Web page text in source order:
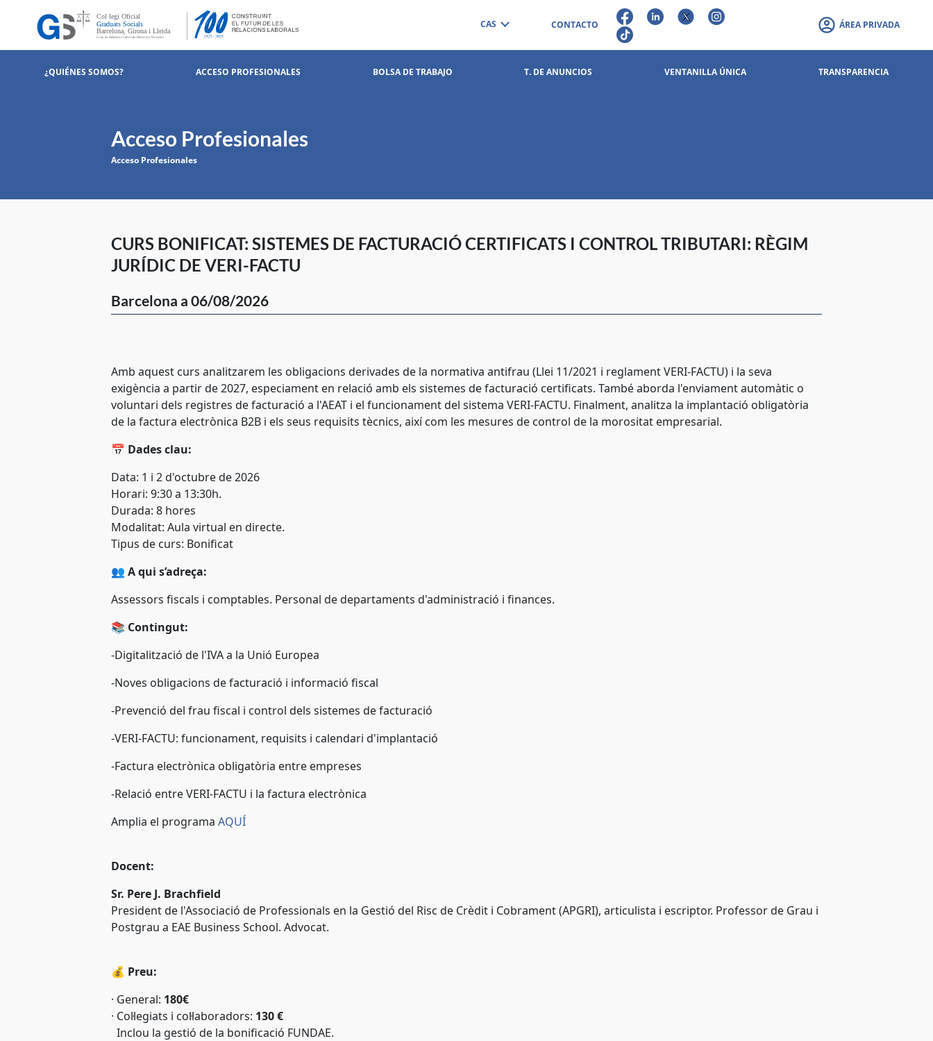
CAS CONTACTO ÁREA PRIVADA
¿QUIÉNES SOMOS? ACCESO PROFESIONALES BOLSA DE TRABAJO T. DE ANUNCIOS VENTANILLA ÚNICA TRANSPARENCIA
Acceso Profesionales
Acceso Profesionales
CURS BONIFICAT: SISTEMES DE FACTURACIÓ CERTIFICATS I CONTROL TRIBUTARI: RÈGIM
JURÍDIC DE VERI-FACTU
Barcelona a 06/08/2026
Amb aquest curs analitzarem les obligacions derivades de la normativa antifrau (Llei 11/2021 i reglament VERI-FACTU) i la seva
exigència a partir de 2027, especiament en relació amb els sistemes de facturació certificats. També aborda l'enviament automàtic o
voluntari dels registres de facturació a l'AEAT i el funcionament del sistema VERI-FACTU. Finalment, analitza la implantació obligatòria
de la factura electrònica B2B i els seus requisits tècnics, així com les mesures de control de la morositat empresarial.
📅 Dades clau:
Data: 1 i 2 d'octubrede 2026
Horari: 9:30 a 13:30h.
Durada: 8 hores
Modalitat: Aula virtual en directe.
Tipus de curs: Bonificat
👥 A qui s’adreça:
Assessors fiscals i comptables. Personal de departaments d'administració i finances.
📚 Contingut:
-Digitalització de l'IVA a la Unió Europea
-Noves obligacions de facturació i informació fiscal
-Prevenció del frau fiscal i control dels sistemes de facturació
-VERI-FACTU: funcionament, requisits i calendari d'implantació
-Factura electrònica obligatòria entre empreses
-Relació entre VERI-FACTU i la factura electrònica
Amplia el programa AQUÍ
Docent:
Sr. Pere J. Brachfield
President de l'Associació de Professionals en la Gestió del Risc de Crèdit i Cobrament (APGRI), articulista i escriptor. Professor de Grau i
Postgrau a EAE Business School. Advocat.
💰 Preu:
· General: 180€
· Col·legiats i col·laboradors: 130 €
Inclou la gestió de la bonificació FUNDAE.